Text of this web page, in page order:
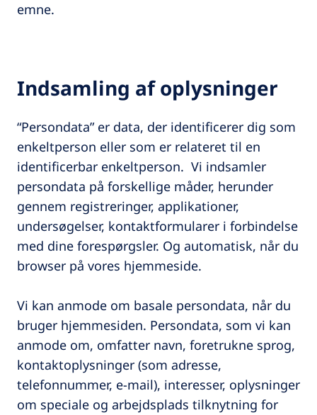
emne.
Indsamling af oplysninger
“Persondata” er data, der identificerer dig som
enkeltperson eller som er relateret til en
identificerbar enkeltperson. Vi indsamler
persondata på forskellige måder, herunder
gennem registreringer, applikationer,
undersøgelser, kontaktformularer i forbindelse
med dine forespørgsler. Og automatisk, når du
browser på vores hjemmeside.
Vi kan anmode om basale persondata, når du
bruger hjemmesiden. Persondata, som vi kan
anmode om, omfatter navn, foretrukne sprog,
kontaktoplysninger (som adresse,
telefonnummer, e-mail), interesser, oplysninger
om speciale og arbejdsplads tilknytning for